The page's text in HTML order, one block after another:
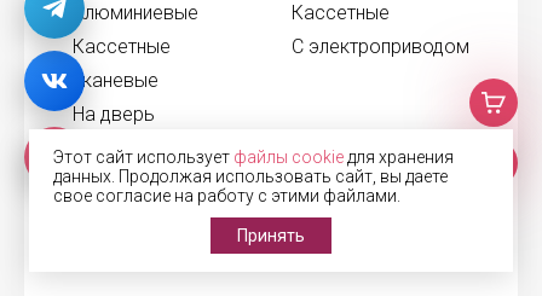
Алюминиевые
Кассетные
Тканевые
На дверь
Вертикальные
На балкон
Кассетные
С электроприводом
Этот сайт использует файлы cookie для хранения
данных. Продолжая использовать сайт, вы даете
свое согласие на работу с этими файлами.
Принять